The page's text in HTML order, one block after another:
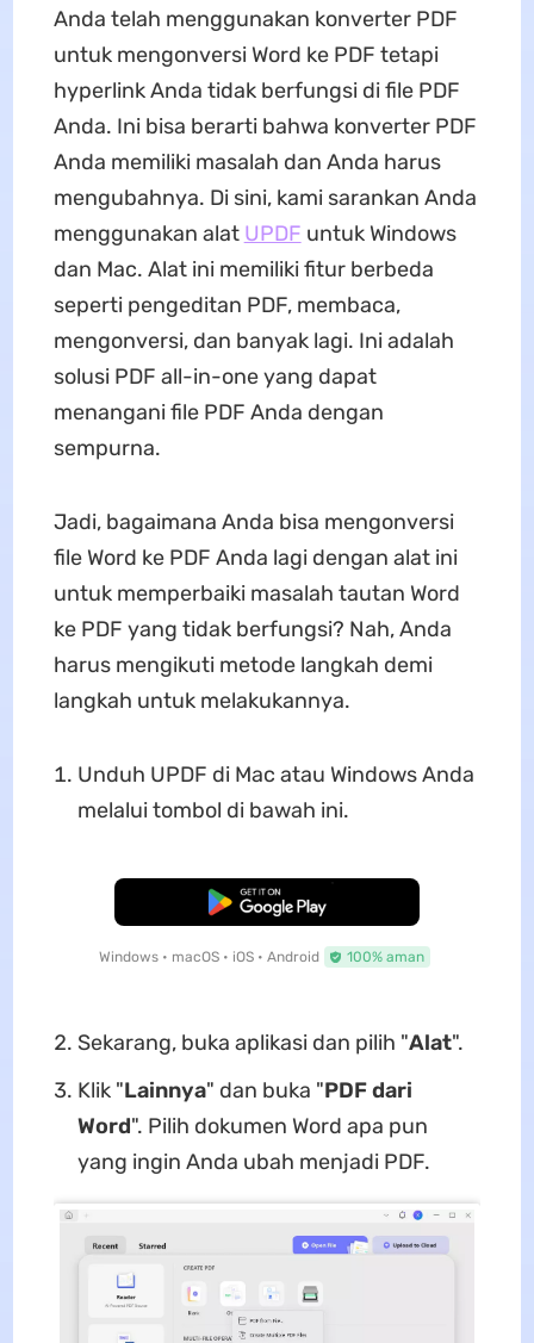
Anda telah menggunakan konverter PDF
untuk mengonversi Word ke PDF tetapi
hyperlink Anda tidak berfungsi di file PDF
Anda. Ini bisa berarti bahwa konverter PDF
Anda memiliki masalah dan Anda harus
mengubahnya. Di sini, kami sarankan Anda
menggunakan alat UPDF untuk Windows
dan Mac. Alat ini memiliki fitur berbeda
seperti pengeditan PDF, membaca,
mengonversi, dan banyak lagi. Ini adalah
solusi PDF all-in-one yang dapat
menangani file PDF Anda dengan
sempurna.
Jadi, bagaimana Anda bisa mengonversi
file Word ke PDF Anda lagi dengan alat ini
untuk memperbaiki masalah tautan Word
ke PDF yang tidak berfungsi? Nah, Anda
harus mengikuti metode langkah demi
langkah untuk melakukannya.
Unduh UPDF di Mac atau Windows Anda
melalui tombol di bawah ini.
Unduh Gratis
Windows • macOS • iOS • Android 100% aman
Sekarang, buka aplikasi dan pilih "Alat".
Klik "Lainnya" dan buka "PDF dari
Word". Pilih dokumen Word apa pun
yang ingin Anda ubah menjadi PDF.